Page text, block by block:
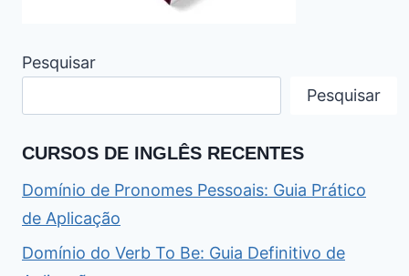
Pesquisar
Pesquisar
CURSOS DE INGLÊS RECENTES
Domínio de Pronomes Pessoais: Guia Prático
de Aplicação
Domínio do Verb To Be: Guia Definitivo de